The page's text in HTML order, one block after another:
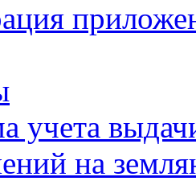
учета
на